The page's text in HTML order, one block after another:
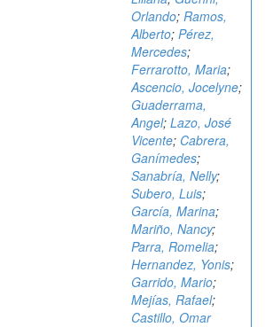
Orlando; Ramos,
Alberto; Pérez,
Mercedes;
Ferrarotto, Maria;
Ascencio, Jocelyne;
Guaderrama,
Angel; Lazo, José
Vicente; Cabrera,
Ganímedes;
Sanabría, Nelly;
Subero, Luis;
García, Marina;
Mariño, Nancy;
Parra, Romelia;
Hernandez, Yonis;
Garrido, Mario;
Mejías, Rafael;
Castillo, Omar